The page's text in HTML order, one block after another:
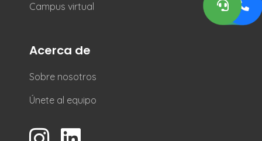
Campus virtual
Acerca de
Sobre nosotros
Únete al equipo